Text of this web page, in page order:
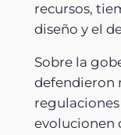
recursos,
diseño y el
Sobre la
defendieron
evolucionen